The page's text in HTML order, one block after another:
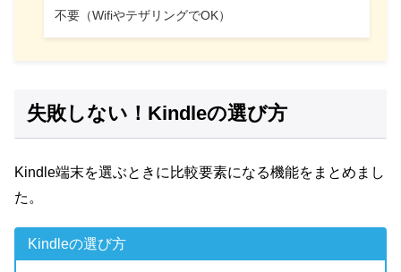
不要（WifiやテザリングでOK）
失敗しない！Kindleの選び方
Kindle端末を選ぶときに比較要素になる機能をまとめまし
た。
Kindleの選び方